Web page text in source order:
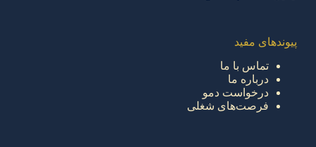
پیوندهای مفید
تماس با ما
درباره ما
درخواست دمو
فرصت‌های شغلی